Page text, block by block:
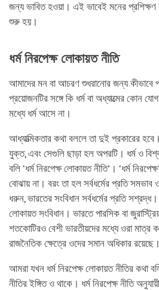
জন্য ভাবিত হওয়া। এই ভাবেই মনের
শুরু হয়।
ধর্ম নিরপেক্ষ লোকায়ত নীতি
আমাদের মন বা আচরণ শুধরানোর জন্য কীভাবে
প্রয়োজনটির সঙ্গে কি ধর্ম বা অধ্যাত্মের কোন
মধ্যে ধর্ম আসে না।
আধ্যাত্মিকতার কথা বললে তা দুই প্রকারের
যুক্ত, এবং সেগুলি ছাড়া হল অপরটি। ধর্ম ও
বলি ‘ধর্ম নিরপেক্ষ লোকায়ত নীতি’। ‘ধর্ম
বোঝায় না। বরং তা হল সর্বধর্মের প্রতি সমভাব
ধরুন, ভারতের সংবিধান সর্বধর্মের প্রতি
লোকায়ত সংবিধান। ভারতে পারসিক বা
শতকোটিরও বেশী ভারতীয়দের মধ্যে ওরা মাত্র
রাজনৈতিক ক্ষেত্রে ওদের সমান অধিকার রয়েছে।
আমরা যখন ধর্ম নিরপেক্ষ লোকায়ত নীতির কথা
নীতির ইঙ্গিত ও থাকে। ধর্ম নিরপেক্ষ নীতি